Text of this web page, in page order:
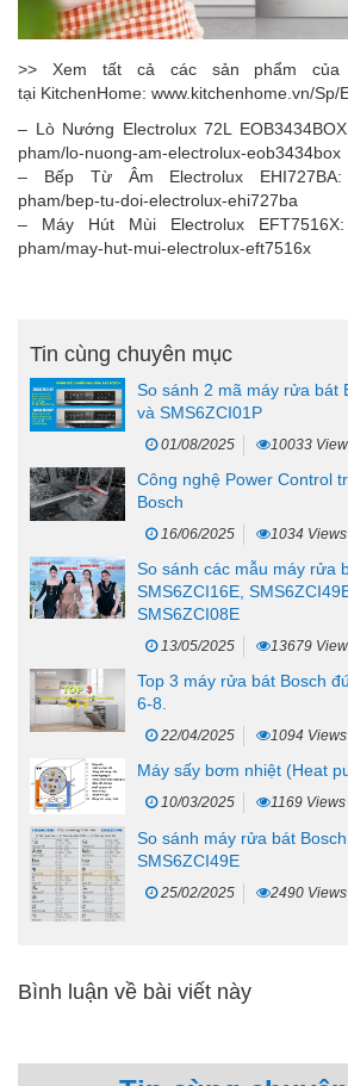
>> Xem tất cả các sản phẩm của
tại KitchenHome: www.kitchenhome.vn/Sp/
– Lò Nướng Electrolux 72L
pham/lo-nuong-am-electrolux-eob3434box
– Bếp Từ Âm Electrolux EHI727BA:
pham/bep-tu-doi-electrolux-ehi727ba
– Máy Hút Mùi Electrolux EFT7516X:
pham/may-hut-mui-electrolux-eft7516x
Tin cùng chuyên mục
So sánh 2 mã máy rửa bát
và SMS6ZCI01P
01/08/2025 10033
Công nghệ Power Control
Bosch
16/06/2025 1034 Views
So sánh các mẫu máy rửa
SMS6ZCI16E,
SMS6ZCI08E
13/05/2025 13679
Top 3 máy rửa bát Bosch
6-8.
22/04/2025 1094 Views
Máy sấy bơm nhiệt (Heat
10/03/2025 1169 Views
So sánh máy rửa bát
SMS6ZCI49E
25/02/2025 2490 Views
Bình luận về bài viết này